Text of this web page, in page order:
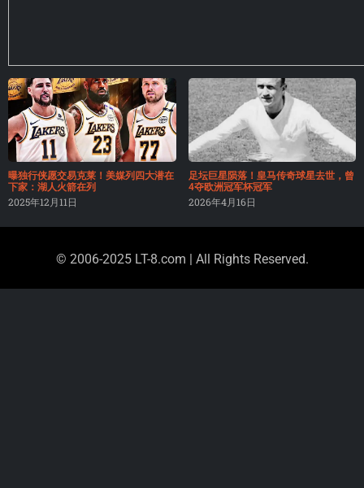
曝独行侠愿交易克莱！美媒列四大潜在
下家：湖人火箭在列
2025年12月11日
足坛巨星陨落！皇马传奇球星去世，曾
4夺欧洲冠军杯冠军
2026年4月16日
© 2006-2025 LT-8.com | All Rights Reserved.